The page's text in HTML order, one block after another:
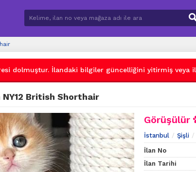
dolmuştur. İlandaki bilgiler güncelliğini yitirmiş veya
British Shorthair
Görüşülür
İstanbul Şişli
İlan No
İlan Tarihi